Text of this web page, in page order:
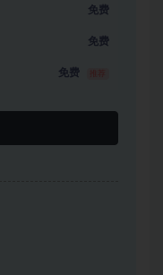
免费
免费
免费